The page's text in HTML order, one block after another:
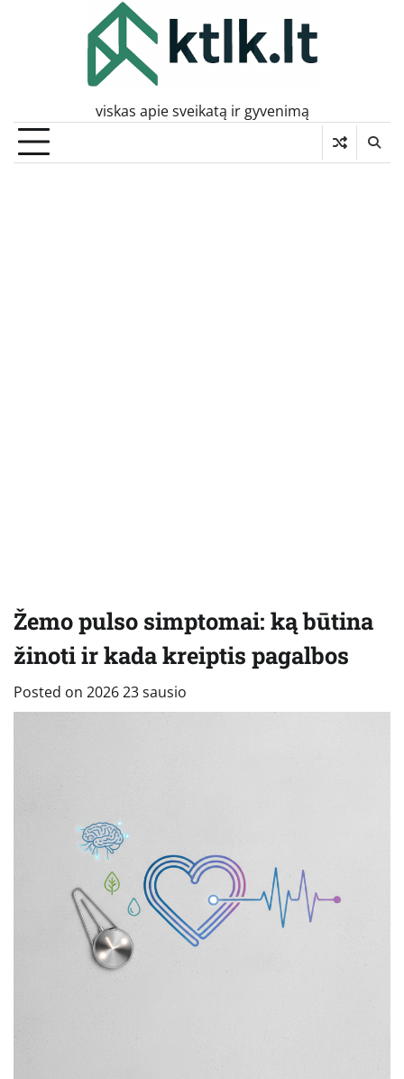
viskas apie sveikatą ir gyvenimą
Žemo pulso simptomai: ką būtina
žinoti ir kada kreiptis pagalbos
Posted on 2026 23 sausio